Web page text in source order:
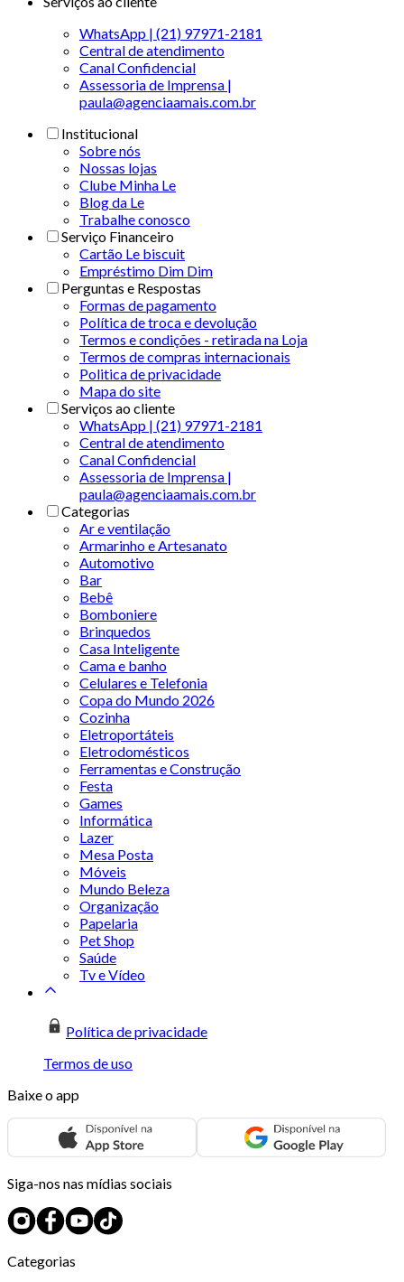
WhatsApp | (21) 97971-2181
Central de atendimento
Canal Confidencial
Assessoria de Imprensa |
paula@agenciaamais.com.br
Institucional
Sobre nós
Nossas lojas
Clube Minha Le
Blog da Le
Trabalhe conosco
Serviço Financeiro
Cartão Le biscuit
Empréstimo Dim Dim
Perguntas e Respostas
Formas de pagamento
Política de troca e devolução
Termos e condições - retirada na Loja
Termos de compras internacionais
Politica de privacidade
Mapa do site
Serviços ao cliente
WhatsApp | (21) 97971-2181
Central de atendimento
Canal Confidencial
Assessoria de Imprensa |
paula@agenciaamais.com.br
Categorias
Ar e ventilação
Armarinho e Artesanato
Automotivo
Bar
Bebê
Bomboniere
Brinquedos
Casa Inteligente
Cama e banho
Celulares e Telefonia
Copa do Mundo 2026
Cozinha
Eletroportáteis
Eletrodomésticos
Ferramentas e Construção
Festa
Games
Informática
Lazer
Mesa Posta
Móveis
Mundo Beleza
Organização
Papelaria
Pet Shop
Saúde
Tv e Vídeo
Política de privacidade
Termos de uso
Baixe o app
Siga-nos nas mídias sociais
Categorias